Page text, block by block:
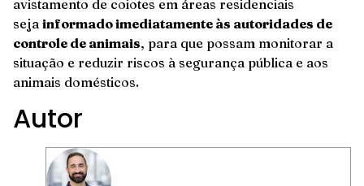
avistamento de coiotes em áreas residenciais
seja informado imediatamente às autoridades de
controle de animais, para que possam monitorar a
situação e reduzir riscos à segurança pública e aos
animais domésticos.
Autor